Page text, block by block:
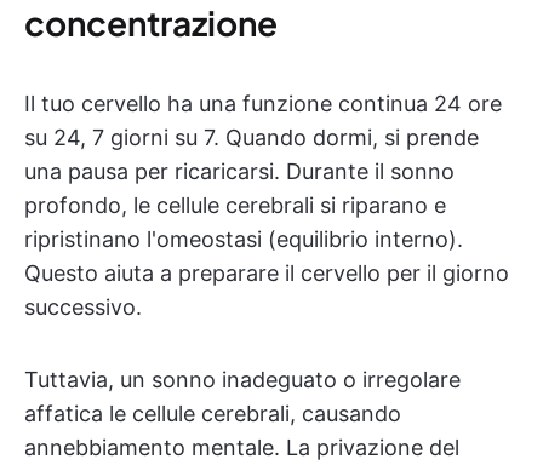
concentrazione
Il tuo cervello ha una funzione continua 24 ore
su 24, 7 giorni su 7. Quando dormi, si prende
una pausa per ricaricarsi. Durante il sonno
profondo, le cellule cerebrali si riparano e
ripristinano l'omeostasi (equilibrio interno).
Questo aiuta a preparare il cervello per il giorno
successivo.
Tuttavia, un sonno inadeguato o irregolare
affatica le cellule cerebrali, causando
annebbiamento mentale. La privazione del